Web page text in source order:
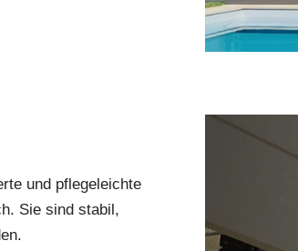
und pflegeleichte
Sie sind stabil,